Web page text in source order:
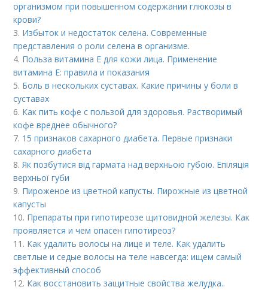
организмом при повышенном содержании глюкозы в
крови?
3. Избыток и недостаток селена. Современные
представления о роли селена в организме.
4. Польза витамина Е для кожи лица. Применение
витамина E: правила и показания
5. Боль в нескольких суставах. Какие причины у боли в
суставах
6. Как пить кофе с пользой для здоровья. Растворимый
кофе вреднее обычного?
7. 15 признаков сахарного диабета. Первые признаки
сахарного диабета
8.Як позбутися від гармата над верхньою губою. Епіляція
верхньої губи
9. Пироженое из цветной капусты. Пирожные из цветной
капусты
10. Препараты при гипотиреозе щитовидной железы. Как
проявляется и чем опасен гипотиреоз?
11. Как удалить волосы на лице и теле. Как удалить
светлые и седые волосы на теле навсегда: ищем самый
эффективный способ
12. Как восстановить защитные свойства желудка..